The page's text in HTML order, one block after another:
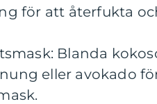
för att återfukta
Blanda
eller avokado